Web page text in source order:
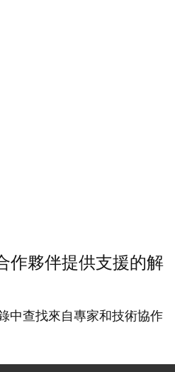
作夥伴提供支援的解
中查找來自專家和技術協作